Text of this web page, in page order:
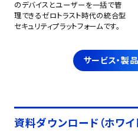
のデバイスとユーザーを一括で管
理できるゼロトラスト時代の統合型
セキュリティプラットフォームです。
サービス・製
資料ダウンロード（ホワイ